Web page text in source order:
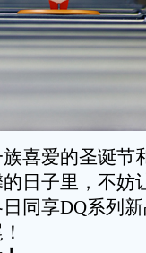
喜爱的圣诞节
日子里，不妨
同享DQ系列